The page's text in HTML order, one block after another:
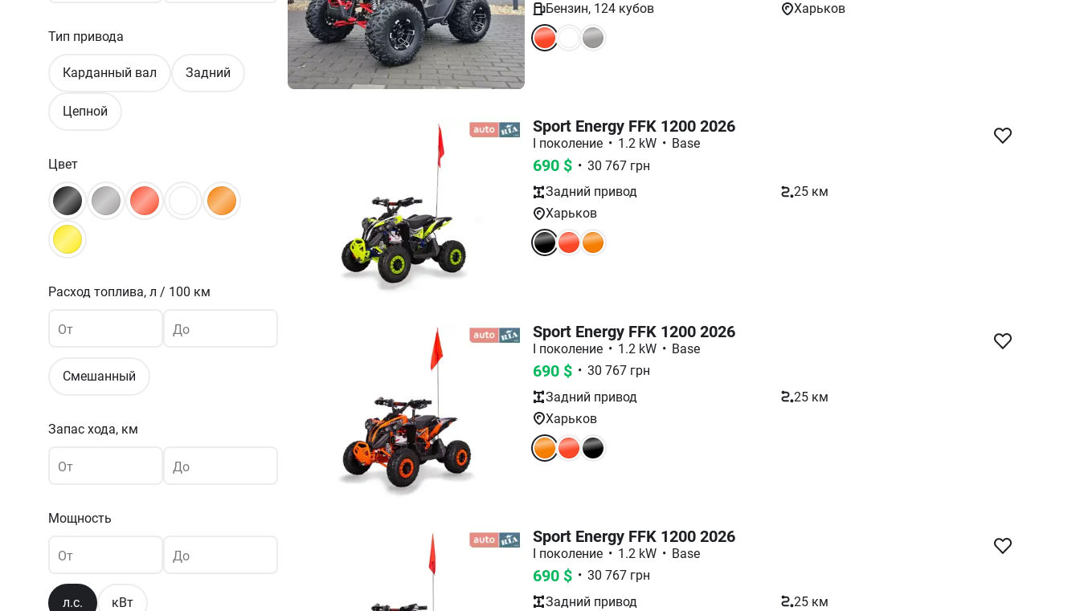
Тип привода
Карданный вал Задний
Цепной
Цвет
Расход топлива, л / 100 км
От До
Смешанный
Запас хода, км
От До
Мощность
От До
л.с. кВт
Бензин, 124 кубов Харьков
Sport Energy FFK 1200 2026
I поколение • 1.2 kW • Base
690 $ • 30 767 грн
Задний привод
25 км
Харьков
Sport Energy FFK 1200 2026
I поколение • 1.2 kW • Base
690 $ • 30 767 грн
Задний привод
25 км
Харьков
Sport Energy FFK 1200 2026
I поколение • 1.2 kW • Base
690 $ • 30 767 грн
Задний привод
25 км